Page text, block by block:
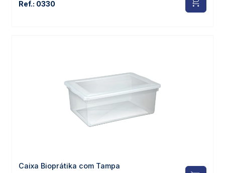
Ref.: 0330
Caixa Bioprátika com Tampa